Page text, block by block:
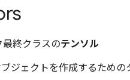
最終クラスのテンソル
ジェクトを作成するための